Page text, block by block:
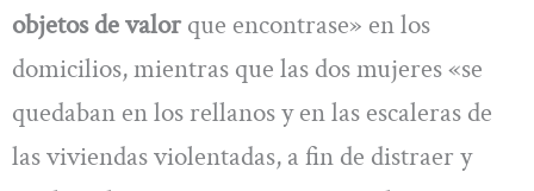
objetos de valor que encontrase» en los
domicilios, mientras que las dos mujeres «se
quedaban en los rellanos y en las escaleras de
las viviendas violentadas, a fin de distraer y